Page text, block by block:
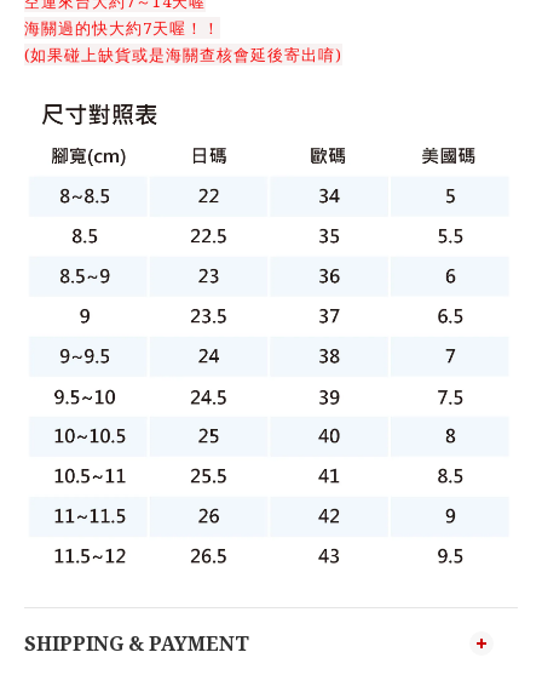
海關過的快大約7天喔！！
(如果碰上缺貨或是海關查核會延後寄出唷)
SHIPPING & PAYMENT